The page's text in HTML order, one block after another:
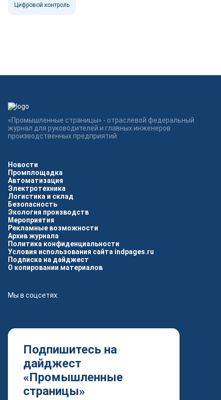
Цифровой контроль
Новости
Промплощадка
Автоматизация
Электротехника
Логистика и склад
Безопасность
Экология производств
Мероприятия
Рекламные возможности
Архив журнала
Политика конфиденциальности
Условия использования сайта indpages.ru
Подписка на дайджест
О копировании материалов
Мы в соцсетях:
Подпишитесь на
дайджест
«Промышленные
страницы»
«Промышленные страницы» - отраслевой федеральный
журнал для руководителей и главных инженеров
производственных предприятий.